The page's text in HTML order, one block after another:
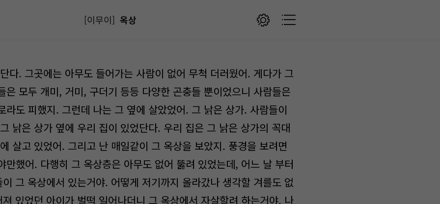
[이무이] 옥상
다. 그곳에는 아무도 들어가는 사람이 없어 무척 더러웠어. 게다가 그
은 모두 개미, 거미, 구더기 등등 다양한 곤충들 뿐이었으니 사람들은
라도 피했지. 그런데 나는 그 옆에 살았었어. 그 낡은 상가. 사람들이
낡은 상가 옆에 우리 집이 있었단다. 우리 집은 그 낡은 상가의 꼭대
살고 있었어. 그리고 난 매일같이 그 옥상을 보았지. 풍경을 보려면
만했어. 다행히 그 옥상층은 아무도 없어 뚫려 있었는데, 어느 날 부터
그 옥상에서 있는거야. 어떻게 저기까지 올라갔나 생각할 겨를도 없
있었던 아이가 벌떡 일어나더니 그 옥상에서 자살할려 하는거야. 나